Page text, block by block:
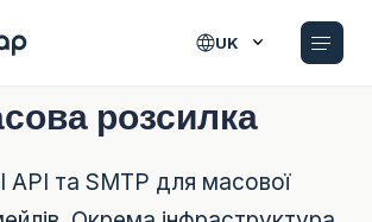
UK
розсилка
API та SMTP для масової